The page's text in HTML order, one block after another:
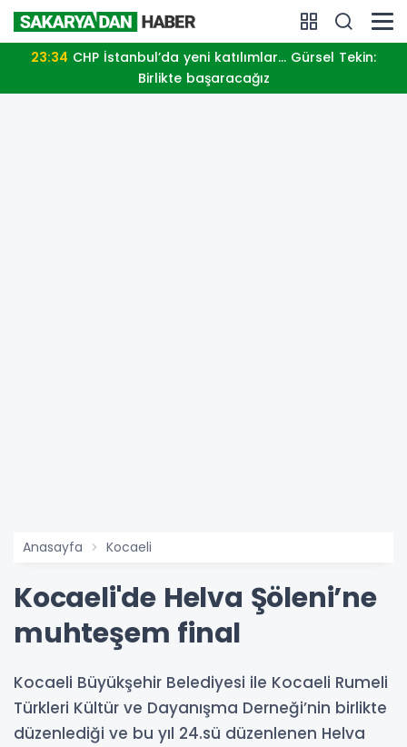
23:34
Birlikte başaracağız
Anasayfa Kocaeli
Kocaeli'de Helva Şöleni’ne
muhteşem final
Kocaeli Büyükşehir Belediyesi ile Kocaeli Rumeli
Türkleri Kültür ve Dayanışma Derneği’nin birlikte
düzenlediği ve bu yıl 24.sü düzenlenen Helva